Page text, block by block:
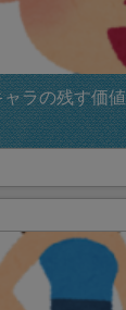
ラの残す価